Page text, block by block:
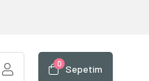
Sepetim
0